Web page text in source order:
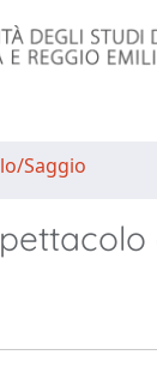
Saggio